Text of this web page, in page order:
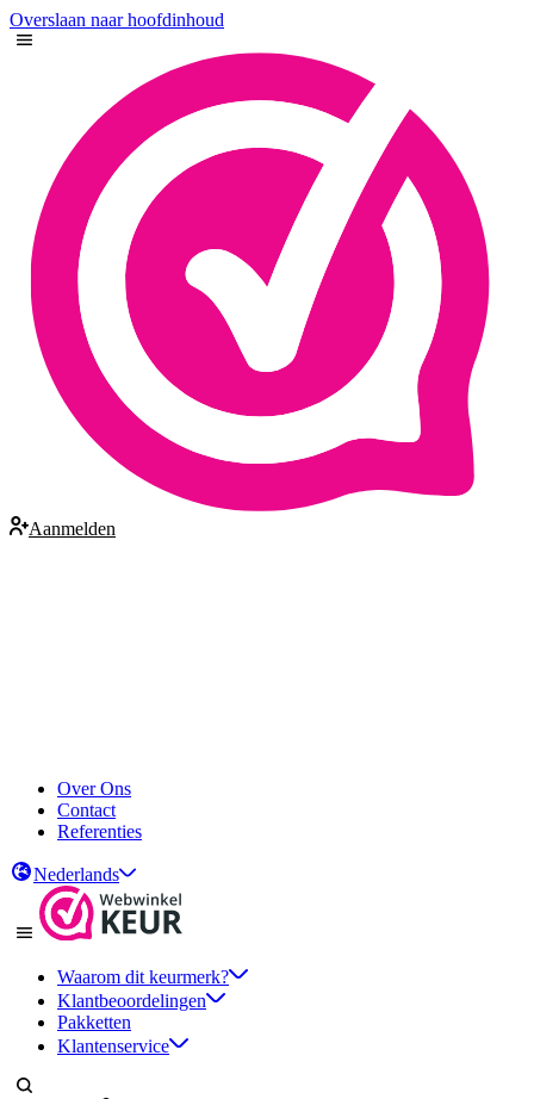
Overslaan naar hoofdinhoud
Aanmelden
Over Ons
Contact
Referenties
Nederlands
Waarom dit keurmerk?
Klantbeoordelingen
Pakketten
Klantenservice